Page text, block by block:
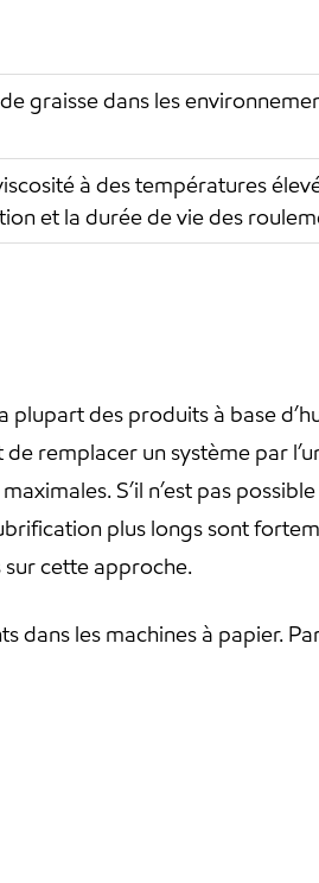
graisse dans les
à des températures
et la durée de vie des
plupart des produits à base
remplacer un système par
S’il n’est pas
plus longs sont
cette approche.
dans les machines à papier.